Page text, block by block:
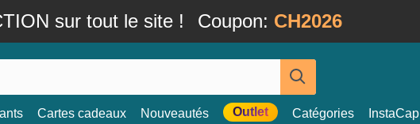
sur tout le site ! Coupon: CH2026
Cartes cadeaux Nouveautés Outlet Catégories InstaCap